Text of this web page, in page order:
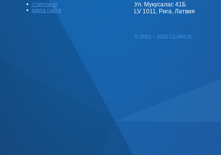
стартовая
карта сайта
Ул. Мукусалас 41Б
LV 1011, Рига, Латвия
© 2001 - 2025 CLARUS